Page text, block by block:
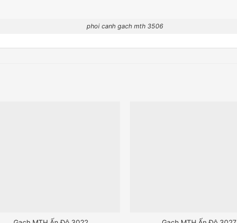
phoi canh gach mth 3506